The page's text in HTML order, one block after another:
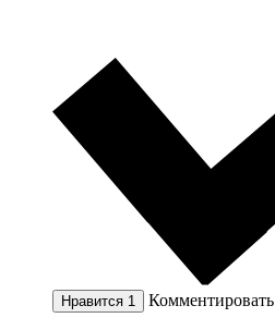
Нравится 1 Комментировать